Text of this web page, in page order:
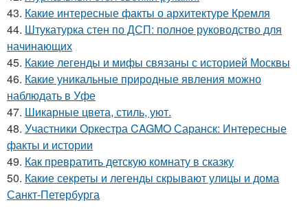
43. Какие интересные факты о архитектуре Кремля
44. Штукатурка стен по ДСП: полное руководство для
начинающих
45. Какие легенды и мифы связаны с историей Москвы
46. Какие уникальные природные явления можно
наблюдать в Уфе
47. Шикарные цвета, стиль, уют.
48. Участники Оркестра CAGMO Саранск: Интересные
факты и истории
49. Как превратить детскую комнату в сказку
50. Какие секреты и легенды скрывают улицы и дома
Санкт-Петербурга